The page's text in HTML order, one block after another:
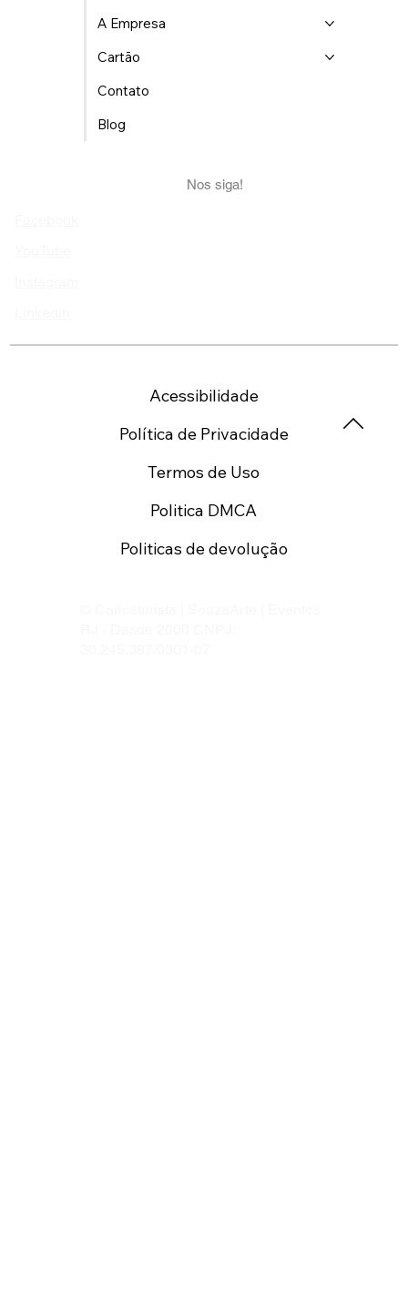
A Empresa
Cartão
Contato
Blog
Nos siga!
Acessibilidade
Política de Privacidade
Termos de Uso
Politica DMCA
Politicas de devolução